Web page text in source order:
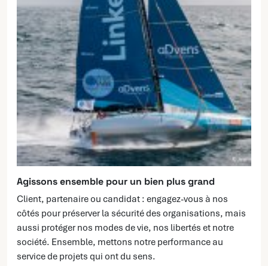
Agissons ensemble pour un bien plus grand
Client, partenaire ou candidat : engagez-vous à nos
côtés pour préserver la sécurité des organisations, mais
aussi protéger nos modes de vie, nos libertés et notre
société. Ensemble, mettons notre performance au
service de projets qui ont du sens.